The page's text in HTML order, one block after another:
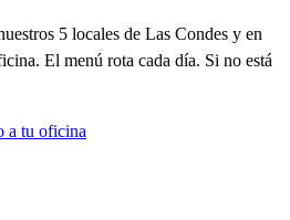
5 locales de Las Condes y en
El menú rota cada día. Si no está
a tu oficina